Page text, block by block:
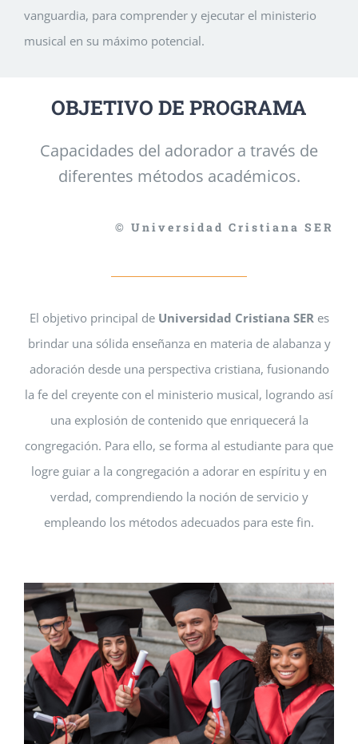
vanguardia, para comprender y ejecutar el ministerio
musical en su máximo potencial.
OBJETIVO DE PROGRAMA
Capacidades del adorador a través de
diferentes métodos académicos.
© Universidad Cristiana SER
El objetivo principal de Universidad Cristiana SERes
brindar una sólida enseñanza en materia de alabanza y
adoración desde una perspectiva cristiana, fusionando
la fe del creyente con el ministerio musical, logrando así
una explosión de contenido que enriquecerá la
congregación. Para ello, se forma al estudiante para que
logre guiar a la congregación a adorar en espíritu y en
verdad, comprendiendo la noción de servicio y
empleando los métodos adecuados para este fin.